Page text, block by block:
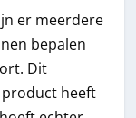
er meerdere
bepalen
Dit
heeft